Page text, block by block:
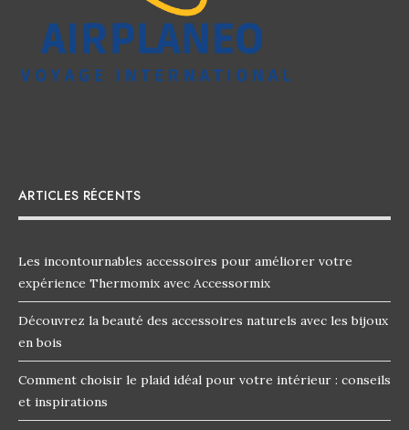
ARTICLES RÉCENTS
Les incontournables accessoires pour améliorer votre
expérience Thermomix avec Accessormix
Découvrez la beauté des accessoires naturels avec les bijoux
en bois
Comment choisir le plaid idéal pour votre intérieur : conseils
et inspirations